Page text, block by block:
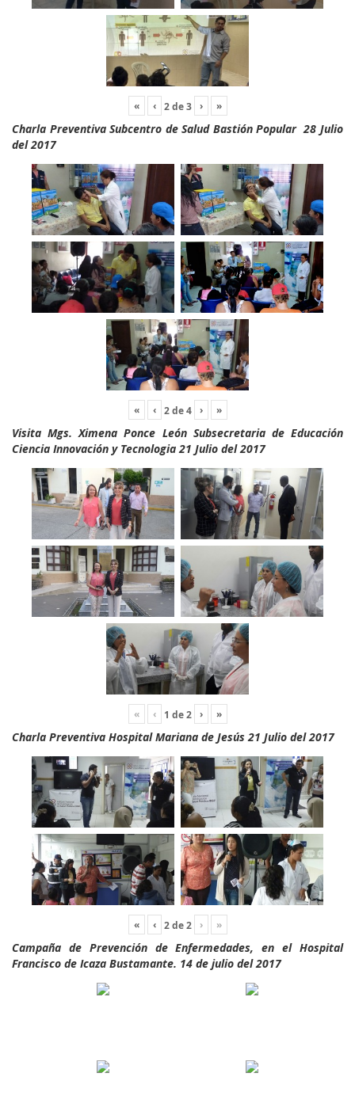
« ‹ 2de3 › »
Charla Preventiva Subcentro de Salud Bastión Popular 28 Julio
del 2017
« ‹ 2de4 › »
Visita Mgs. Ximena Ponce León Subsecretaria de Educación
Ciencia Innovación y Tecnologia 21 Julio del 2017
« ‹ 1 de2 › »
Charla Preventiva Hospital Mariana de Jesús 21 Julio del 2017
« ‹ 2de2 › »
Campaña de Prevención de Enfermedades, en el Hospital
Francisco de Icaza Bustamante. 14 de julio del 2017